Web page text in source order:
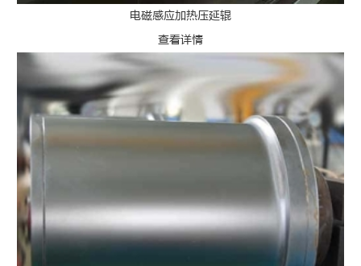
电磁感应加热压延辊
查看详情